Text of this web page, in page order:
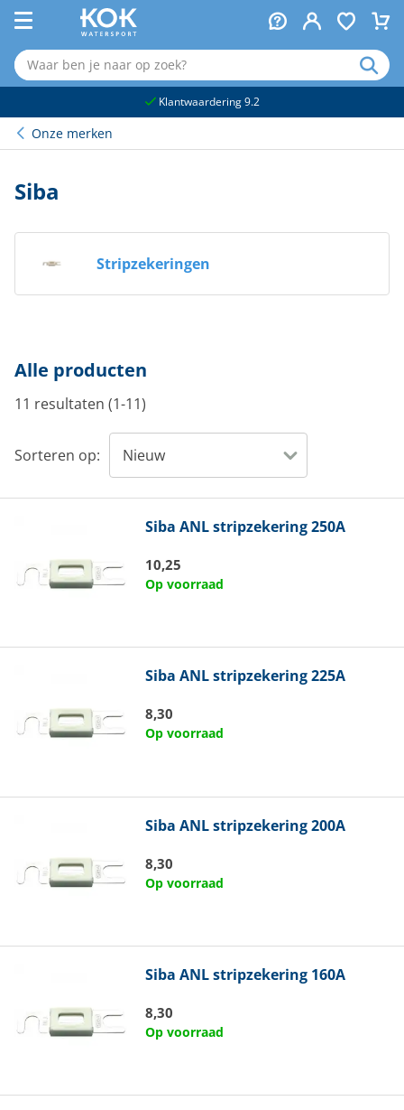
Klantwaardering 9.2
Onze merken
Siba
Stripzekeringen
Alle producten
11 resultaten (1-11)
Sorteren op:
Siba ANL stripzekering 250A
10,25
Op voorraad
Siba ANL stripzekering 225A
8,30
Op voorraad
Siba ANL stripzekering 200A
8,30
Op voorraad
Siba ANL stripzekering 160A
8,30
Op voorraad